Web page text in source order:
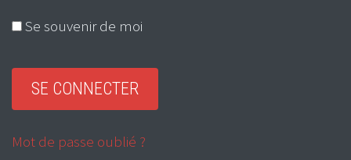
Se souvenir de moi
Mot de passe oublié ?